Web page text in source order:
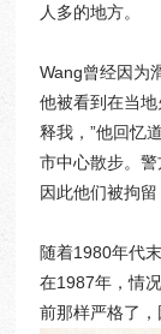
人多的地方。
Wang曾经因为
他被看到在当
释我，”他回忆
市中心散步。
因此他们被拘留
随着1980年代
在1987年，情
前那样严格了